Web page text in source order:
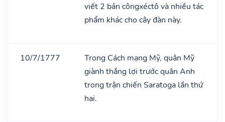
viết 2 bản côngxéctô và nhiều tác
phẩm khác cho cây đàn này.
10/7/1777
Trong Cách mạng Mỹ, quân Mỹ
giành thắng lợi trước quân Anh
trong trận chiến Saratoga lần thứ
hai.